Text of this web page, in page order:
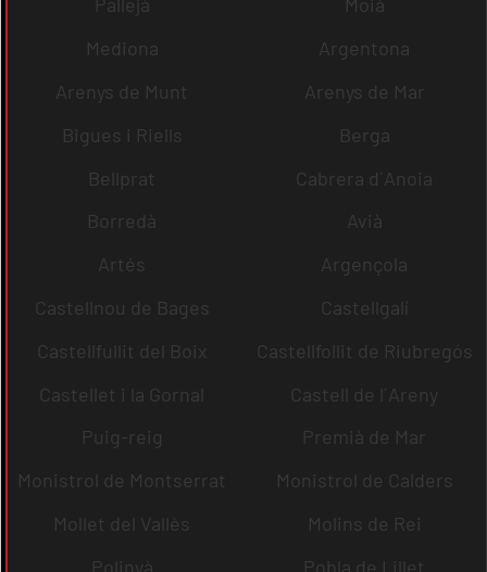
Mediona
Argentona
Arenys de Munt
Arenys de Mar
Bigues i Riells
Berga
Bellprat
Cabrera d´Anoia
Borredà
Avià
Artés
Argençola
Castellnou de Bages
Castellgalí
Castellfullit del Boix
Castellfollit de Riubregós
Castellet i la Gornal
Castell de l´Areny
Puig-reig
Premià de Mar
Monistrol de Montserrat
Monistrol de Calders
Mollet del Vallès
Molins de Rei
Polinyà
Pobla de Lillet